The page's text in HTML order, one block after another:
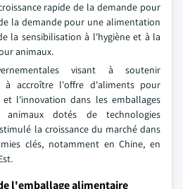
rapide de la demande pour
la demande pour une alimentation
la sensibilisation à l'hygiène et à la
animaux.
visant à soutenir
à accroître l'offre d'aliments pour
et l'innovation dans les emballages
dotés de technologies
la croissance du marché dans
clés, notamment en Chine, en
l'emballage alimentaire